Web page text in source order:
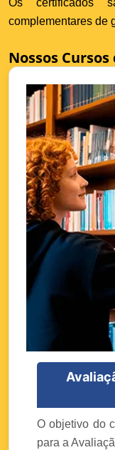
Os certificados
complementares de
Nossos
O objetivo do
para a